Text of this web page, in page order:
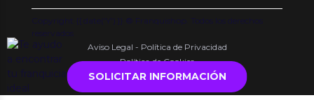
SOLICITAR INFORMACIÓN
Copyright {{ date('Y') }} ® Franquishop. Todos los derechos
reservados
Aviso Legal - Política de Privacidad
Política de Cookies